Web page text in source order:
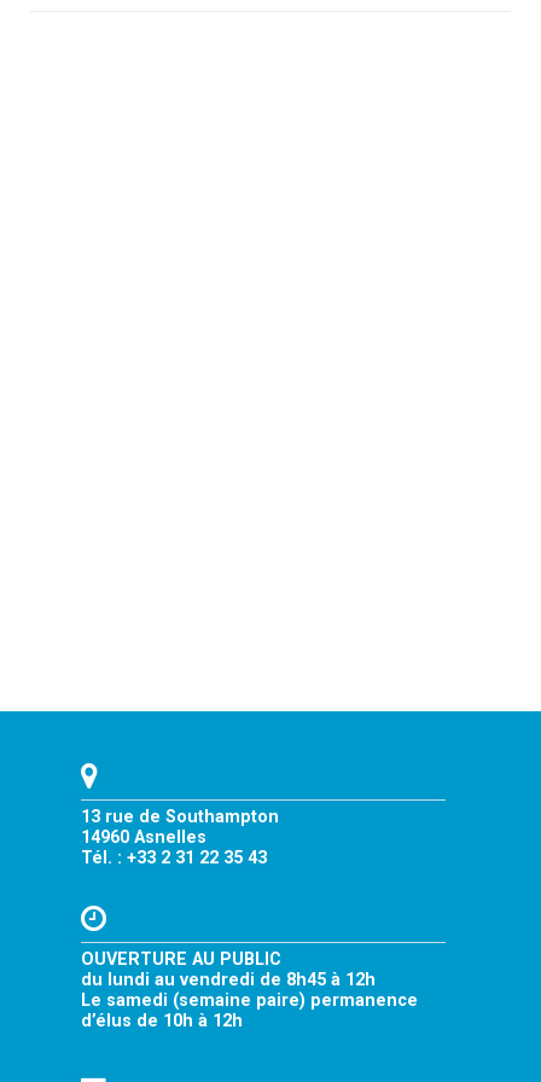
13 rue de Southampton
14960 Asnelles
Tél. : +33 2 31 22 35 43
OUVERTURE AU PUBLIC
du lundi au vendredi de 8h45 à 12h
Le samedi (semaine paire) permanence
d’élus de 10h à 12h